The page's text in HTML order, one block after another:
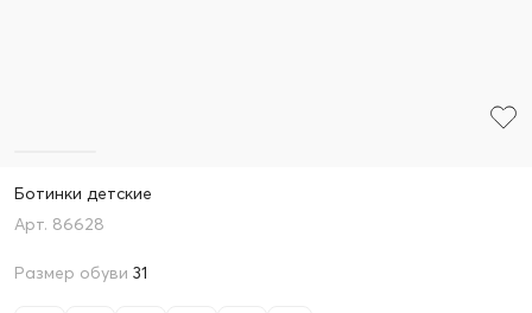
Ботинки детские
86628
Размер обуви 31